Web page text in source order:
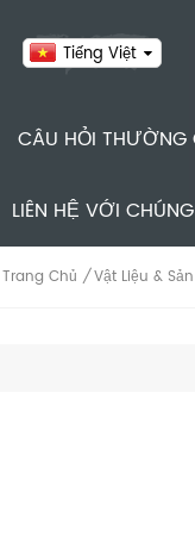
Tiếng Việt
CÂU HỎI THƯỜNG
LIÊN HỆ VỚI
Trang Chủ / Vật Liệu &